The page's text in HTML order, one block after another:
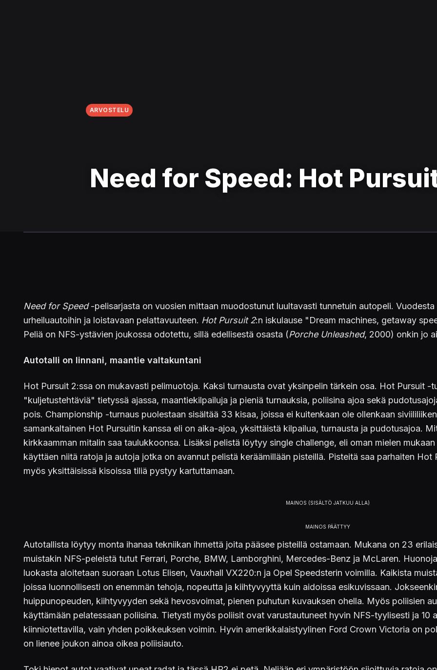
ARVOSTELU
Need for Speed: Hot
Need for Speed-pelisarjasta on vuosien mittaan muodostunut luultavasti tunnetuin autopeli.
urheiluautoihin ja loistavaan pelattavuuteen. Hot Pursuit 2:n iskulause "Dream machines, getaway
Peliä on NFS-ystävien joukossa odotettu, sillä edellisestä osasta (Porche Unleashed, 2000) onkin jo
Autotalli on linnani, maantie valtakuntani
Hot Pursuit 2:ssa on mukavasti pelimuotoja. Kaksi turnausta ovat yksinpelin tärkein osa. Hot Pursuit
"kuljetustehtäviä" tietyssä ajassa, maantiekilpailuja ja pieniä turnauksia, poliisina ajoa sekä
pois. Championship -turnaus puolestaan sisältää 33 kisaa, joissa ei kuitenkaan ole ollenkaan
samankaltainen Hot Pursuitin kanssa eli on aika-ajoa, yksittäistä kilpailua, turnausta ja pudotusajoa.
kirkkaamman mitalin saa taulukkoonsa. Lisäksi pelistä löytyy single challenge, eli oman mielen
käyttäen niitä ratoja ja autoja jotka on avannut pelistä keräämillään pisteillä. Pisteitä saa parhaiten
myös yksittäisissä kisoissa tiliä pystyy kartuttamaan.
Autotallista löytyy monta ihanaa tekniikan ihmettä joita pääsee pisteillä ostamaan. Mukana on 23
muistakin NFS-peleistä tutut Ferrari, Porche, BMW, Lamborghini, Mercedes-Benz ja McLaren.
luokasta aloitetaan suoraan Lotus Elisen, Vauxhall VX220:n ja Opel Speedsterin voimilla. Kaikista
joissa luonnollisesti on enemmän tehoja, nopeutta ja kiihtyvyyttä kuin aidoissa esikuvissaan.
huippunopeuden, kiihtyvyyden sekä hevosvoimat, pienen puhutun kuvauksen ohella. Myös poliisien
käyttämään pelatessaan poliisina. Tietysti myös poliisit ovat varustautuneet hyvin NFS-tyylisesti ja
kiinniotettavilla, vain yhden poikkeuksen voimin. Hyvin amerikkalaistyylinen Ford Crown Victoria on
on lienee joukon ainoa oikea poliisiauto.